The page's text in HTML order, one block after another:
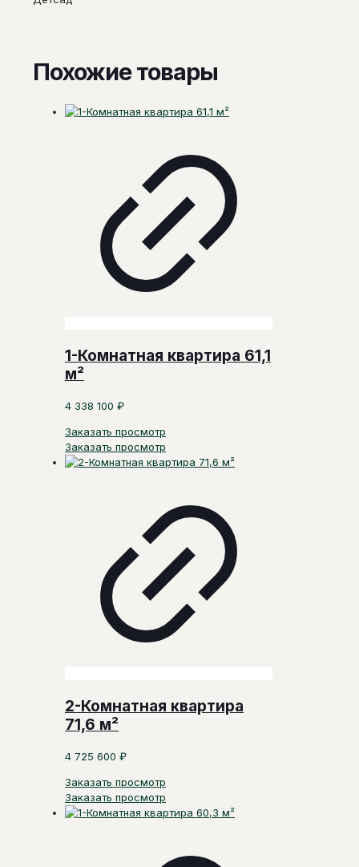
Похожие товары
1-Комнатная квартира 61,1
м²
4 338 100 ₽
Заказать просмотр
Заказать просмотр
2-Комнатная квартира
71,6 м²
4 725 600 ₽
Заказать просмотр
Заказать просмотр